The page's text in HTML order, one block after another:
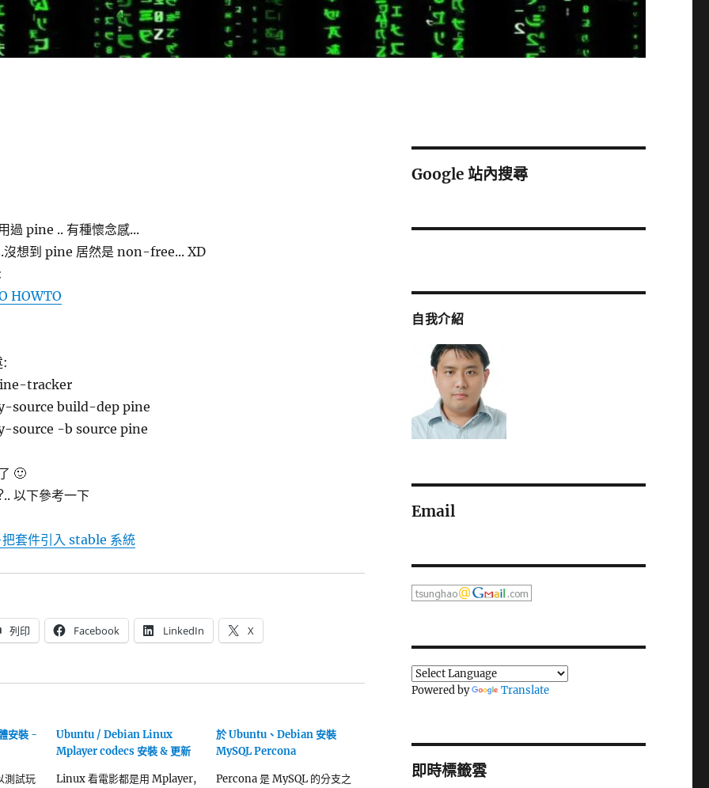
過 pine .. 有種懷念感...
沒想到 pine 居然是 non-free... XD
HOWTO
:
tracker
build-dep pine
-b source pine
🙂
以下參考一下
套件引入 stable 系統
列印 Facebook LinkedIn X
安裝 -
測試玩
Ubuntu / Debian Linux
Mplayer codecs 安裝 & 更新
Linux 看電影都是用 Mplayer,
於 Ubuntu、Debian 安裝
MySQL Percona
Percona 是 MySQL 的分支之
Google 站內搜尋
自我介紹
Email
Powered by Translate
即時標籤雲